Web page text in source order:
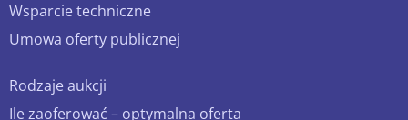
Wsparcie techniczne
Umowa oferty publicznej
Rodzaje aukcji
Ile zaoferować – optymalna oferta